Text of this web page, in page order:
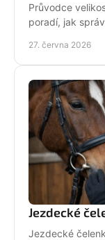
Průvodce
poradí, jak
27. června 2026
Jezdecké
Jezdecké